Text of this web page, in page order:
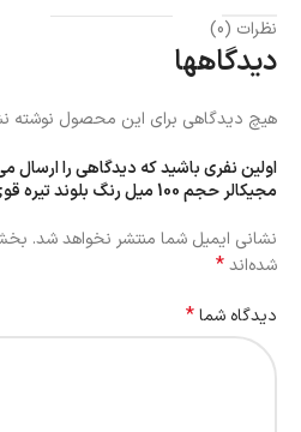
نظرات (0)
دیدگاهها
هیچ دیدگاهی برای این محصول نوشته
مجیکالر حجم 100 میل رنگ بلوند تیره قوی”
نشانی ایمیل شما منتشر نخواهد شد.
شده‌اند*
دیدگاه شما*